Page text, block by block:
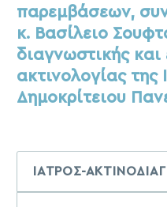
παρεμβάσεων,
κ. Βασίλειο
διαγνωστικής και
ακτινολογίας της
Δημοκρίτειου
ΙΑΤΡΟΣ-